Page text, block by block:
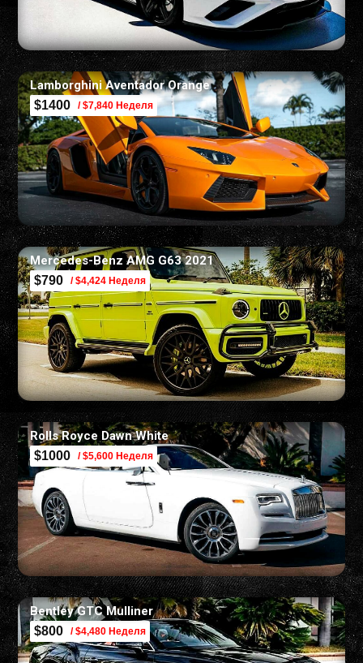
Lamborghini Aventador Orange
$1400 / $7,840 Неделя
Mercedes-Benz AMG G63 2021
$790 / $4,424 Неделя
Rolls Royce Dawn White
$1000 / $5,600 Неделя
Bentley GTC Mulliner
$800 / $4,480 Неделя